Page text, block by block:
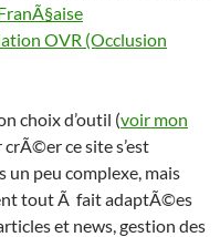
OVR (Occlusion
choix d’outil (voir mon
crÃ©er ce site s’est
un peu complexe, mais
tout Ã fait adaptÃ©es
et news, gestion des